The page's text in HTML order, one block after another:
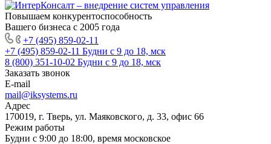
Повышаем конкурентоспособность
Вашего бизнеса с 2005 года
+7 (495) 859-02-11
+7 (495) 859-02-11 Будни с 9 до 18, мск
8 (800) 351-10-02 Будни с 9 до 18, мск
Заказать звонок
E-mail
mail@iksystems.ru
Адрес
170019, г. Тверь, ул. Маяковского, д. 33, офис 66
Режим работы
Будни с 9:00 до 18:00, время московское